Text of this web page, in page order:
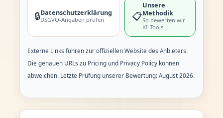
🔒Datenschutzerklärung
DSGVO-Angaben prüfen 📋
Unsere
Methodik
So bewerten wir
KI-Tools
Externe Links führen zur offiziellen Website des Anbieters.
Die genauen URLs zu Pricing und Privacy Policy können
abweichen. Letzte Prüfung unserer Bewertung: August 2026.